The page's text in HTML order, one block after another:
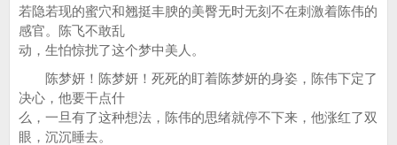
若隐若现的蜜穴和翘挺丰腴的美臀无时无刻不在刺激着陈伟的
感官。陈飞不敢乱
动，生怕惊扰了这个梦中美人。
陈梦妍！陈梦妍！死死的盯着陈梦妍的身姿，陈伟下定了
决心，他要干点什
么，一旦有了这种想法，陈伟的思绪就停不下来，他涨红了双
眼，沉沉睡去。